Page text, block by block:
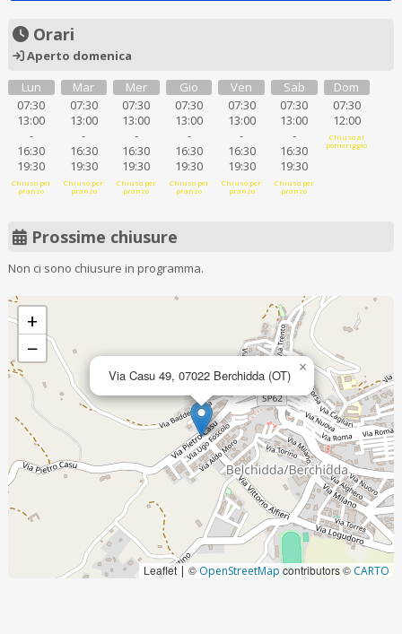
Orari
Aperto domenica
Lun
07:30
13:00
-
16:30
19:30
Chiuso per
pranzo
Mar
07:30
13:00
-
16:30
19:30
Chiuso per
pranzo
Mer
07:30
13:00
-
16:30
19:30
Chiuso per
pranzo
Gio
07:30
13:00
-
16:30
19:30
Chiuso per
pranzo
Ven
07:30
13:00
-
16:30
19:30
Chiuso per
pranzo
Sab
07:30
13:00
-
16:30
19:30
Chiuso per
pranzo
Dom
07:30
12:00
Chiuso al
pomeriggio
Prossime chiusure
Non ci sono chiusure in programma.
Via Casu 49, 07022 Berchidda (OT) ×
+
−
Leaflet | © OpenStreetMapcontributors © CARTO